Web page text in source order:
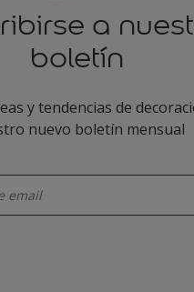
a
boletín
y tendencias de
nuevo boletín mensual